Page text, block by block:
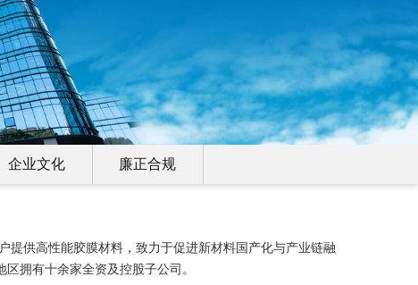
企业文化 廉正合规
供高性能胶膜材料，致力于促进新材料国产化与产业链融
拥有十余家全资及控股子公司。